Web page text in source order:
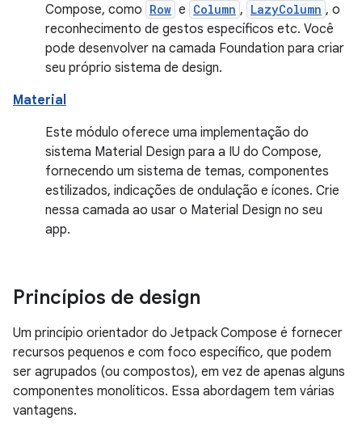
Compose, como Row e Column , LazyColumn , o
reconhecimento de gestos específicos etc. Você
pode desenvolver na camada Foundation para criar
seu próprio sistema de design.
Material
Este módulo oferece uma implementação do
sistema Material Design para a IU do Compose,
fornecendo um sistema de temas, componentes
estilizados, indicações de ondulação e ícones. Crie
nessa camada ao usar o Material Design no seu
app.
Princípios de design
Um princípio orientador do Jetpack Compose é fornecer
recursos pequenos e com foco específico, que podem
ser agrupados (ou compostos), em vez de apenas alguns
componentes monolíticos. Essa abordagem tem várias
vantagens.